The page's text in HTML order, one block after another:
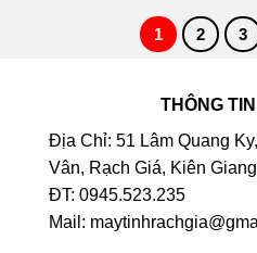
1 2 3
THÔNG
Địa Chỉ: 51 Lâm Quang
Vân, Rạch Giá, Kiên Giang
ĐT: 0945.523.235
Mail: